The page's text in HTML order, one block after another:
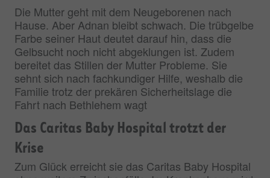
Die Mutter geht mit dem Neugeborenen nach
Hause. Aber Adnan bleibt schwach. Die trübgelbe
Farbe seiner Haut deutet darauf hin, dass die
Gelbsucht noch nicht abgeklungen ist. Zudem
bereitet das Stillen der Mutter Probleme. Sie
sehnt sich nach fachkundiger Hilfe, weshalb die
Familie trotz der prekären Sicherheitslage die
Fahrt nach Bethlehem wagt
Das Caritas Baby Hospital trotzt der
Krise
Zum Glück erreicht sie das Caritas Baby Hospital